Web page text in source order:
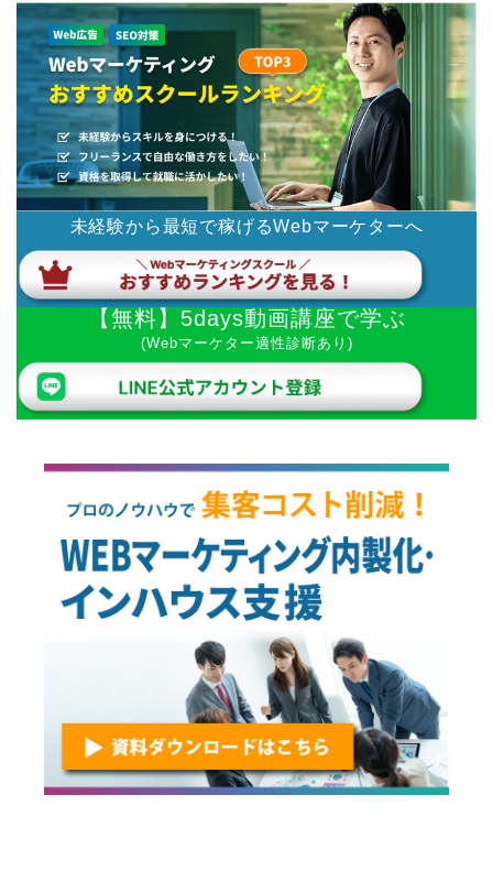
未経験から最短で稼げるWebマーケターへ
【無料】5days動画講座で学ぶ
(Webマーケター適性診断あり)